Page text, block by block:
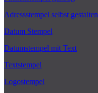
Adressstempel selbst gestalten
Datum Stempel
Datumstempel mit Text
Textstempel
Logostempel